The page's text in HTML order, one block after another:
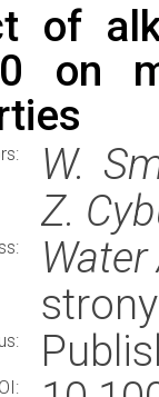
of
on
W.
Z.